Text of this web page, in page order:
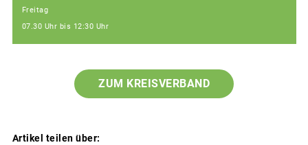
Freitag
07.30 Uhr bis 12:30 Uhr
ZUM KREISVERBAND
Artikel teilen über: